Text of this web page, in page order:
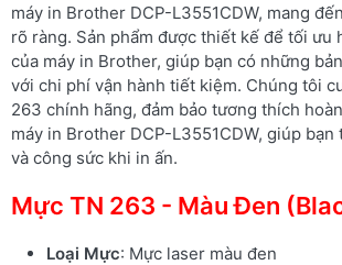
máy in Brother DCP-L3551CDW, mang
rõ ràng. Sản phẩm được thiết kế để tối ưu
của máy in Brother, giúp bạn có những
với chi phí vận hành tiết kiệm. Chúng tôi
263 chính hãng, đảm bảo tương thích
máy in Brother DCP-L3551CDW, giúp
và công sức khi in ấn.
Mực TN 263 - Màu Đen
Loại Mực: Mực laser màu đen